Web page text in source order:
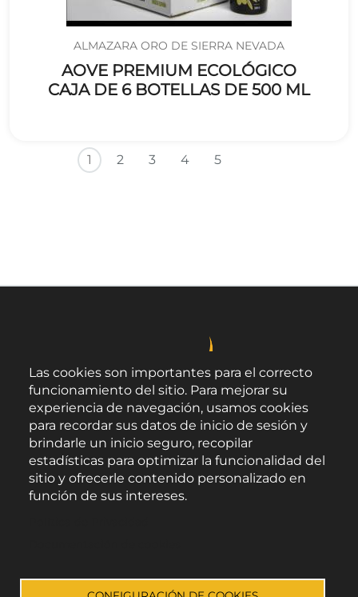
ALMAZARA ORO DE SIERRA NEVADA
AOVE PREMIUM ECOLÓGICO
CAJA DE 6 BOTELLAS DE 500 ML
Paginación1 2 3 4 5
Aviso legal-Política de privacidad-
Las cookies son importantes para el correcto
funcionamiento del sitio. Para mejorar su
experiencia de navegación, usamos cookies
para recordar sus datos de inicio de sesión y
brindarle un inicio seguro, recopilar
estadísticas para optimizar la funcionalidad del
sitio y ofrecerle contenido personalizado en
función de sus intereses.